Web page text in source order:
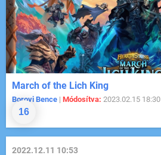
16
March of the Lich King
Borovi Bence | Módosítva: 2023.02.15 18:30
2022.12.11 10:53